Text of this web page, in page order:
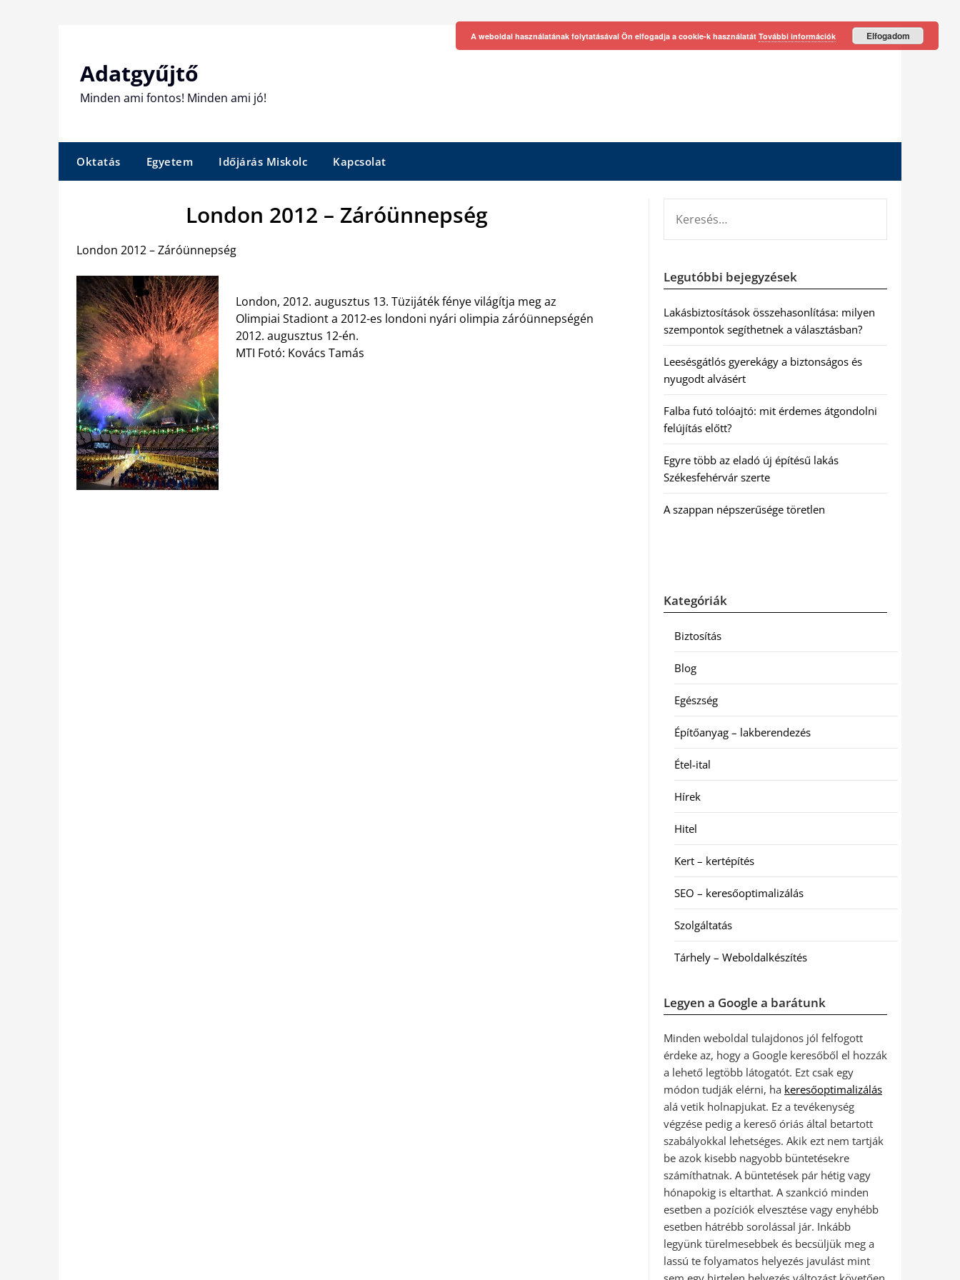
Adatgyűjtő
Minden ami fontos! Minden ami jó!
Oktatás Egyetem Időjárás Miskolc Kapcsolat
London 2012 – Záróünnepség
London 2012 – Záróünnepség
London, 2012. augusztus 13. Tüzijáték fénye világítja meg az
Olimpiai Stadiont a 2012-es londoni nyári olimpia záróünnepségén
2012. augusztus 12-én.
MTI Fotó: Kovács Tamás
Legutóbbi bejegyzések
Lakásbiztosítások összehasonlítása: milyen
szempontok segíthetnek a választásban?
Leesésgátlós gyerekágy a biztonságos és
nyugodt alvásért
Falba futó tolóajtó: mit érdemes átgondolni
felújítás előtt?
Egyre több az eladó új építésű lakás
Székesfehérvár szerte
A szappan népszerűsége töretlen
Kategóriák
Biztosítás
Blog
Egészség
Építőanyag – lakberendezés
Étel-ital
Hírek
Hitel
Kert – kertépítés
SEO – keresőoptimalizálás
Szolgáltatás
Tárhely – Weboldalkészítés
Legyen a Google a barátunk
Minden weboldal tulajdonos jól felfogott
érdeke az, hogy a Google keresőből el hozzák
a lehető legtöbb látogatót. Ezt csak egy
módon tudják elérni, ha keresőoptimalizálás
alá vetik holnapjukat. Ez a tevékenység
végzése pedig a kereső óriás által betartott
szabályokkal lehetséges. Akik ezt nem tartják
be azok kisebb nagyobb büntetésekre
számíthatnak. A büntetések pár hétig vagy
hónapokig is eltarthat. A szankció minden
esetben a pozíciók elvesztése vagy enyhébb
esetben hátrébb sorolással jár. Inkább
legyünk türelmesebbek és becsüljük meg a
lassú te folyamatos helyezés javulást mint
A weboldal használatának folytatásával Ön elfogadja a cookie-k használatát További információk Elfogadom